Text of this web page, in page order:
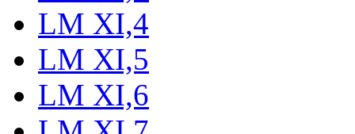
LM XI,4
LM XI,5
LM XI,6